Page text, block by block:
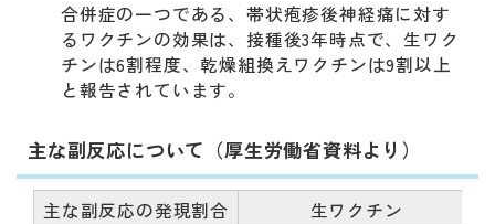
合併症の一つである、帯状疱疹後神経痛に対す
るワクチンの効果は、接種後3年時点で、生ワク
チンは6割程度、乾燥組換えワクチンは9割以上
と報告されています。
主な副反応について（厚生労働省資料より）
主な副反応の発現割合
生ワクチン